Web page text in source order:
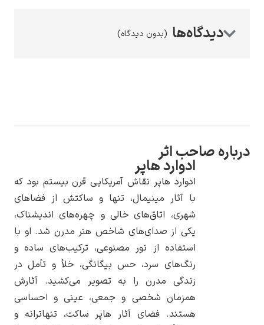
پیر آگوست رنوآر
پل سزان
(بدون دیدگاه)
صاحب اثر
ادوارد هاپر
ادوارد هاپر نقاش آمریکایی قرن بیستم بود که
با آثار مینیمال، تنها و ساکتش از فضاهای
شهری، اتاق‌های خالی و چهره‌های اندیشناک،
یکی از صدای‌های شاخص هنر مدرن شد. او با
استفاده از نور مصنوعی، ترکیب‌های ساده و
رنگ‌های سرد، حس بیگانگی، خلأ و تأمل در
زندگی مدرن را به تصویر می‌کشید. آثارش
همزمان شخصی و جمعی، عینی و احساسی
هستند. فضای آثار هاپر ساکت، تنهاترانه و